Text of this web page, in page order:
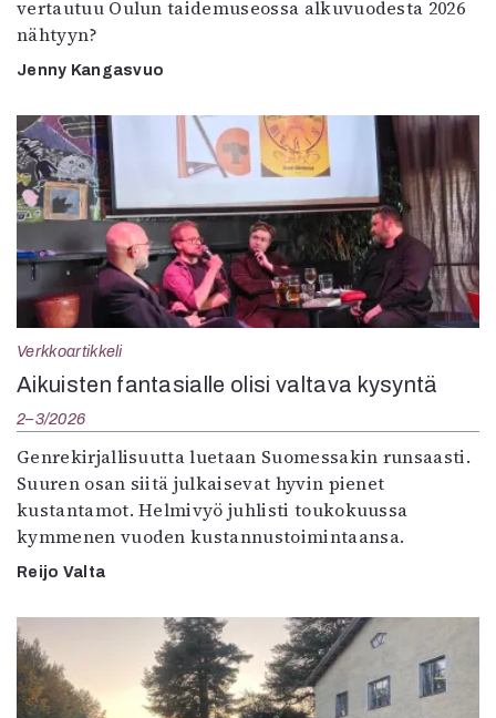
vertautuu Oulun taidemuseossa alkuvuodesta 2026
nähtyyn?
Jenny Kangasvuo
Verkkoartikkeli
Aikuisten fantasialle olisi valtava kysyntä
2–3/2026
Genrekirjallisuutta luetaan Suomessakin runsaasti.
Suuren osan siitä julkaisevat hyvin pienet
kustantamot. Helmivyö juhlisti toukokuussa
kymmenen vuoden kustannustoimintaansa.
Reijo Valta